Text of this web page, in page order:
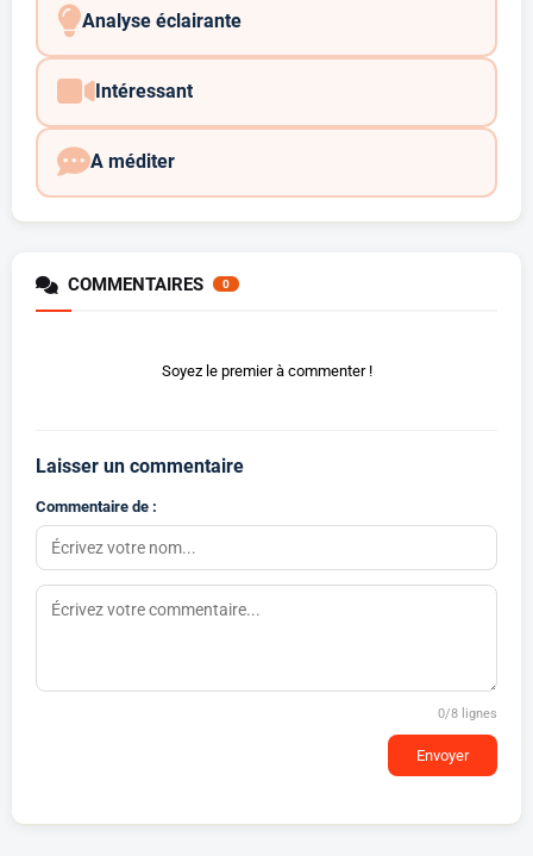
Analyse éclairante
Intéressant
A méditer
COMMENTAIRES 0
Soyez le premier à commenter !
Laisser un commentaire
Commentaire de :
0/8 lignes
Envoyer